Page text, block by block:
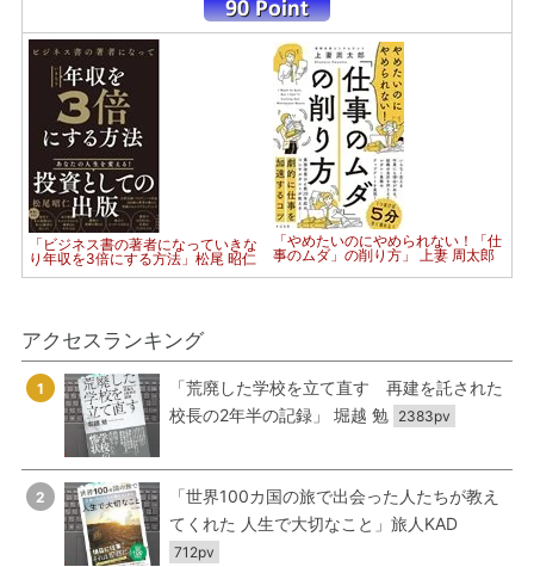
「ビジネス書の著者になっていきな
り年収を3倍にする方法」松尾 昭仁
「やめたいのにやめられない！「仕
事のムダ」の削り方」 上妻 周太郎
アクセスランキング
1
「荒廃した学校を立て直す 再建を託された
校長の2年半の記録」 堀越 勉 2383pv
2
「世界100カ国の旅で出会った人たちが教え
てくれた 人生で大切なこと」旅人KAD
712pv